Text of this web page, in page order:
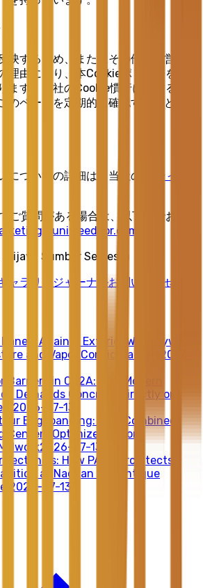
映するため、またはその他の運営上、
理由により、本Cookieポリシーを随
ます。当社のCookie慣行に関する最
のページを定期的に確認することをお
についての詳細は、当社の
プライバ
ご質問がある場合は、以下までお問
Sumber Semesta
ャラリー ジャーナルお問い合わせ
Against Exterior Wall Drywall:
and Vapor Considerations
2026-
Barriers in CZ2A: Why Modern
Demands Concrete Directly on
2026-07-13
Edgebanding: How Combined
Centers Optimize Custom
2026-07-13
Tectonics: How PAVA Architects
at Nachan the Antique
2026-07-13